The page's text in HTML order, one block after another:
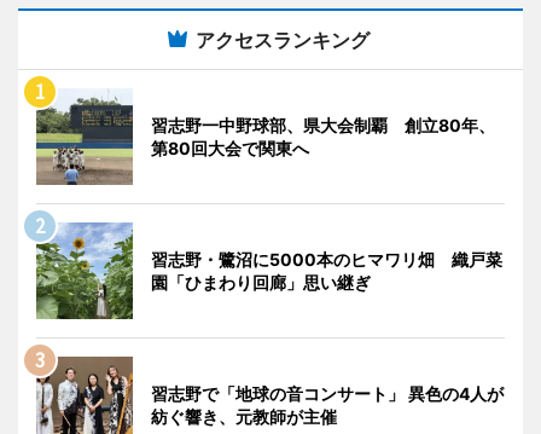
アクセスランキング
習志野一中野球部、県大会制覇 創立80年、
第80回大会で関東へ
習志野・鷺沼に5000本のヒマワリ畑 織戸菜
園「ひまわり回廊」思い継ぎ
習志野で「地球の音コンサート」 異色の4人が
紡ぐ響き、元教師が主催